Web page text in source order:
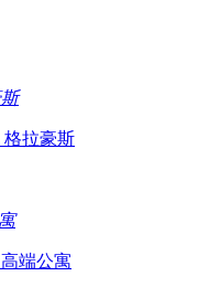
格拉豪斯
端公寓